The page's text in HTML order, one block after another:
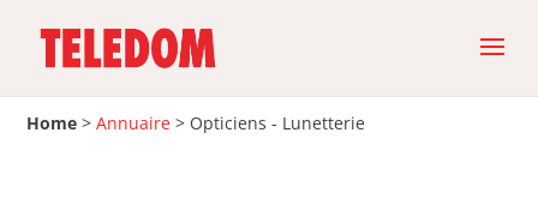
Home >Annuaire > Opticiens - Lunetterie